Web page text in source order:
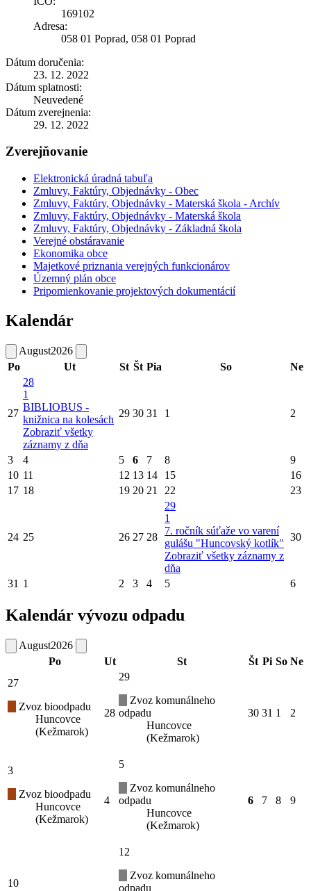
169102
Adresa:
058 01 Poprad, 058 01 Poprad
Dátum doručenia:
23. 12. 2022
Dátum splatnosti:
Neuvedené
Dátum zverejnenia:
29. 12. 2022
Zverejňovanie
Elektronická úradná tabuľa
Zmluvy, Faktúry, Objednávky - Obec
Zmluvy, Faktúry, Objednávky - Materská škola - Archív
Zmluvy, Faktúry, Objednávky - Materská škola
Zmluvy, Faktúry, Objednávky - Základná škola
Verejné obstáravanie
Ekonomika obce
Majetkové priznania verejných funkcionárov
Územný plán obce
Pripomienkovanie projektových dokumentácií
Kalendár
August2026
Po
Ut St Št Pia So Ne
27
28
1
BIBLIOBUS -
knižnica na kolesách
Zobraziť všetky
záznamy z dňa
29 30 31 1 2
3 4 5 6 7 8
9
10 11 12 13 14 15
16
17 18 19 20 21 22 23
24 25 26 27 28
29
1
7. ročník súťaže vo varení
gulášu "Huncovský kotlík"
Zobraziť všetky záznamy z
dňa
30
31 1 2 3 4 5 6
Kalendár vývozu odpadu
August2026
Po
Ut St Št Pi So Ne
27
Zvoz bioodpadu
Huncovce
(Kežmarok)
28
29
Zvoz komunálneho
odpadu
Huncovce
(Kežmarok)
30 31 1 2
3
Zvoz bioodpadu
Huncovce
(Kežmarok)
4
5
Zvoz komunálneho
odpadu
Huncovce
(Kežmarok)
6 7 8 9
10
12
Zvoz komunálneho
odpadu